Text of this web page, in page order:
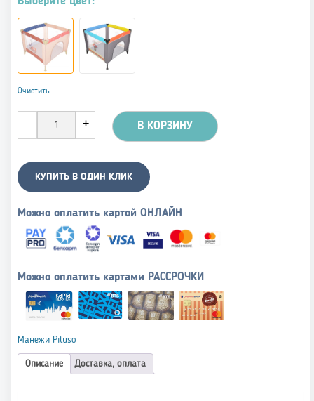
Очистить
В КОРЗИНУ
КУПИТЬ В ОДИН КЛИК
Можно оплатить картой ОНЛАЙН
Можно оплатить картами РАССРОЧКИ
Манежи Pituso
Описание Доставка, оплата